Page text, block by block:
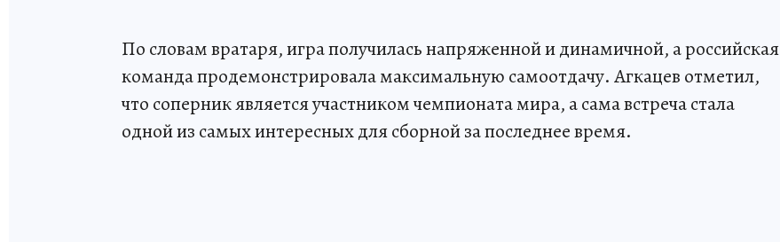
По словам вратаря, игра получилась напряженной и динамичной, а российская
команда продемонстрировала максимальную самоотдачу. Агкацев отметил,
что соперник является участником чемпионата мира, а сама встреча стала
одной из самых интересных для сборной за последнее время.